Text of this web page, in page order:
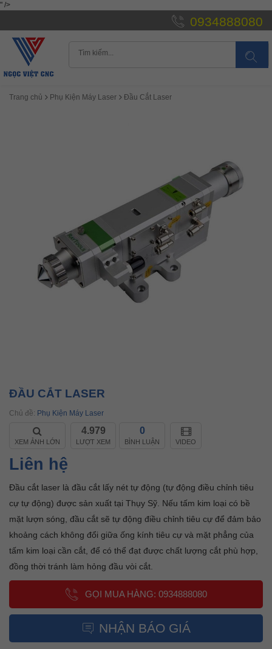
" />
0934888080
Trang chủ Phụ Kiện Máy Laser Đầu Cắt Laser
ĐẦU CẮT LASER
Chủ đề: Phụ Kiện Máy Laser
XEM ẢNH LỚN
4.979
LƯỢT XEM
0
BÌNH LUẬN VIDEO
Liên hệ
Đầu cắt laser là đầu cắt lấy nét tự động (tự động điều chỉnh tiêu
cự tự động) được sản xuất tại Thụy Sỹ. Nếu tấm kim loại có bề
mặt lượn sóng, đầu cắt sẽ tự động điều chỉnh tiêu cự để đảm bảo
khoảng cách không đổi giữa ống kính tiêu cự và mặt phẳng của
tấm kim loại cần cắt, để có thể đạt được chất lượng cắt phù hợp,
đồng thời tránh làm hỏng đầu vòi cắt.
GỌI MUA HÀNG: 0934888080
NHẬN BÁO GIÁ